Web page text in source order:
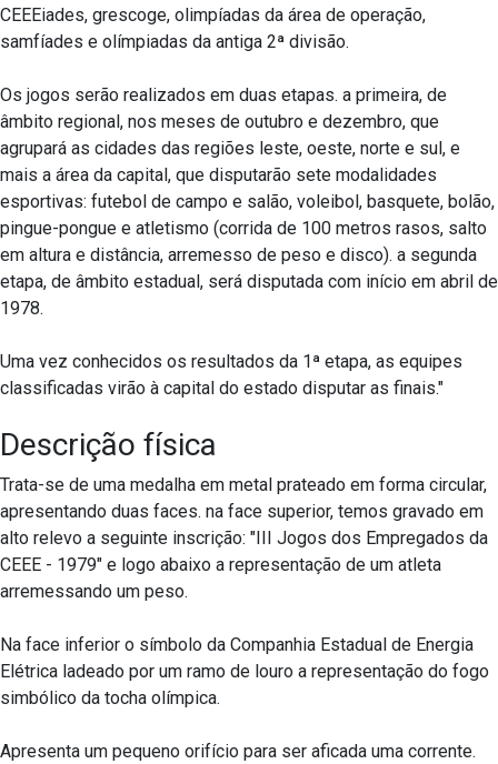
CEEEiades, grescoge, olimpíadas da área de operação,
samfíades e olímpiadas da antiga 2ª divisão.
Os jogos serão realizados em duas etapas. a primeira, de
âmbito regional, nos meses de outubro e dezembro, que
agrupará as cidades das regiões leste, oeste, norte e sul, e
mais a área da capital, que disputarão sete modalidades
esportivas: futebol de campo e salão, voleibol, basquete, bolão,
pingue-pongue e atletismo (corrida de 100 metros rasos, salto
em altura e distância, arremesso de peso e disco). a segunda
etapa, de âmbito estadual, será disputada com início em abril de
1978.
Uma vez conhecidos os resultados da 1ª etapa, as equipes
classificadas virão à capital do estado disputar as finais."
Descrição física
Trata-se de uma medalha em metal prateado em forma circular,
apresentando duas faces. na face superior, temos gravado em
alto relevo a seguinte inscrição: "III Jogos dos Empregados da
CEEE - 1979" e logo abaixo a representação de um atleta
arremessando um peso.
Na face inferior o símbolo da Companhia Estadual de Energia
Elétrica ladeado por um ramo de louro a representação do fogo
simbólico da tocha olímpica.
Apresenta um pequeno orifício para ser aficada uma corrente.